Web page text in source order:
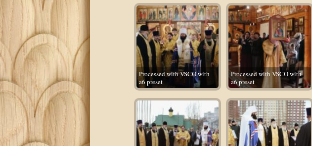
Processed with VSCO with
a6 preset
Processed with VSCO with
a6 preset